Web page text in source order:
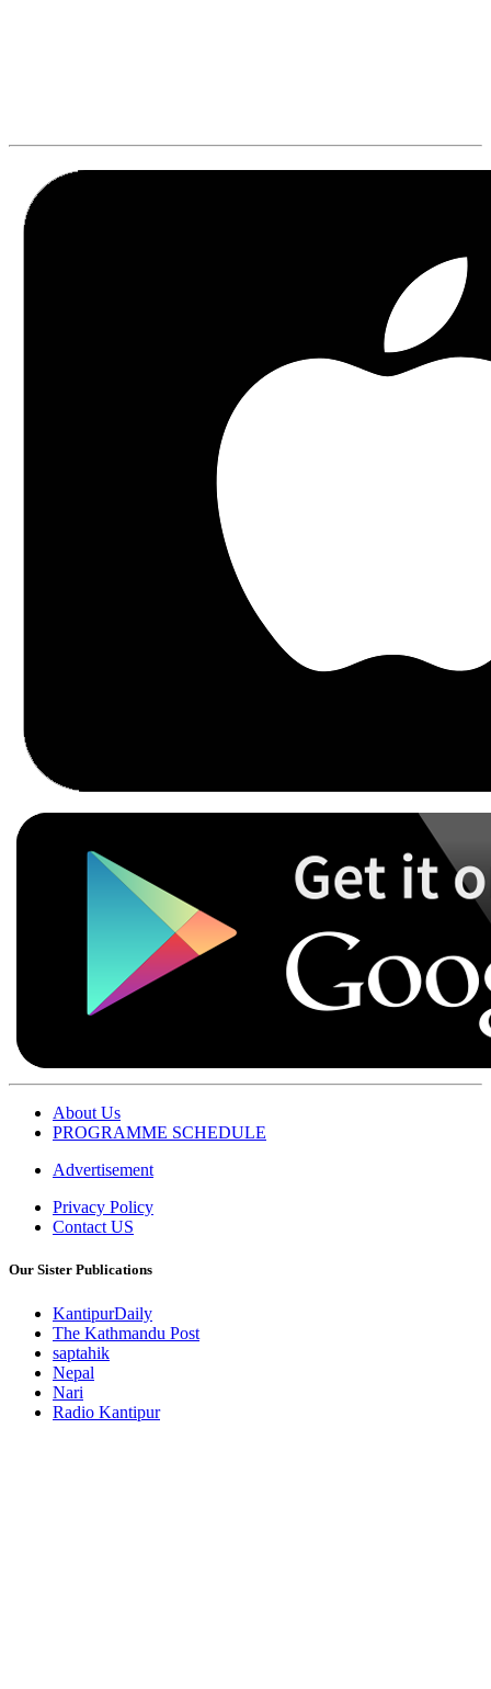
About Us
PROGRAMME SCHEDULE
Advertisement
Privacy Policy
Contact US
Our Sister Publications
KantipurDaily
The Kathmandu Post
saptahik
Nepal
Nari
Radio Kantipur